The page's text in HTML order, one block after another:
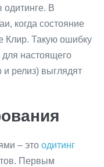
одитинге. В
когда состояние
Клир. Такую ошибку
для настоящего
и релиз) выглядят
– это одитинг
Первым